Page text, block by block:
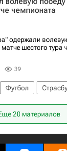
коронавируса
чемпионата
одержали
шестого тура
39
Футбол
20 материалов